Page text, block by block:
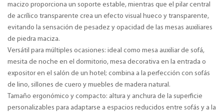
macizo proporciona un soporte estable, mientras que el pilar central
de acrílico transparente crea un efecto visual hueco y transparente,
evitando la sensación de pesadez y opacidad de las mesas auxiliares
de piedra maciza.
Versátil para múltiples ocasiones: ideal como mesa auxiliar de sofá,
mesita de noche en el dormitorio, mesa decorativa en la entrada o
expositor en el salón de un hotel; combina a la perfección con sofás
de lino, sillones de cuero y muebles de madera natural.
Tamaño ergonómico y compacto: altura y anchura de la superficie
personalizables para adaptarse a espacios reducidos entre sofás y a la